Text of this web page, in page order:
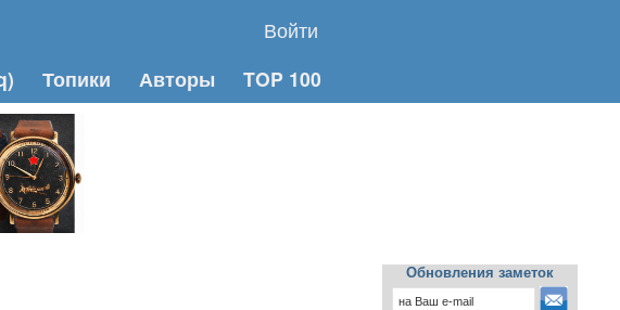
Войти
Топики Авторы TOP 100
Обновления заметок